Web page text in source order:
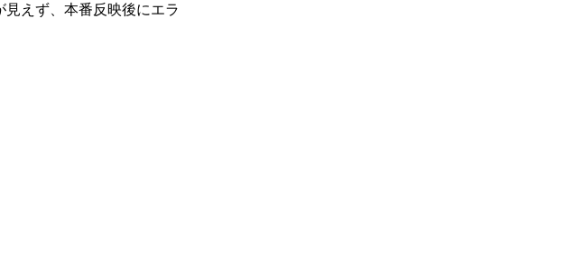
えず、本番反映後にエラ